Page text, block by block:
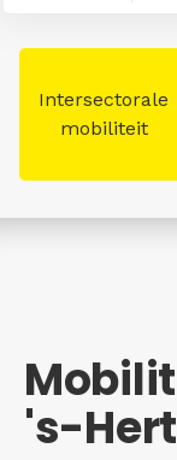
Intersectorale
mobiliteit
's-